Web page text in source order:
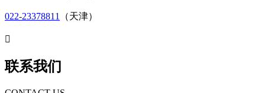
022-23378811 （天津）

联系我们